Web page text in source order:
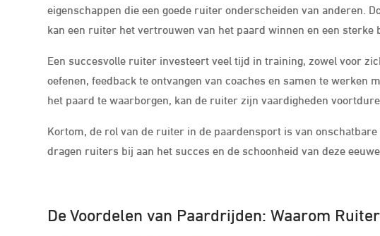
eigenschappen die een goede ruiter onderscheiden van anderen.
kan een ruiter het vertrouwen van het paard winnen en een sterke
Een succesvolle ruiter investeert veel tijd in training, zowel voor
oefenen, feedback te ontvangen van coaches en samen te werken
het paard te waarborgen, kan de ruiter zijn vaardigheden
Kortom, de rol van de ruiter in de paardensport is van
dragen ruiters bij aan het succes en de schoonheid van deze
De Voordelen van Paardrijden: Waarom